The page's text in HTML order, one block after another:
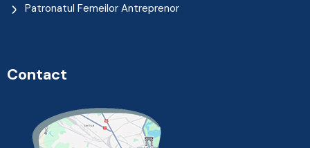
Patronatul Femeilor Antreprenor
Contact